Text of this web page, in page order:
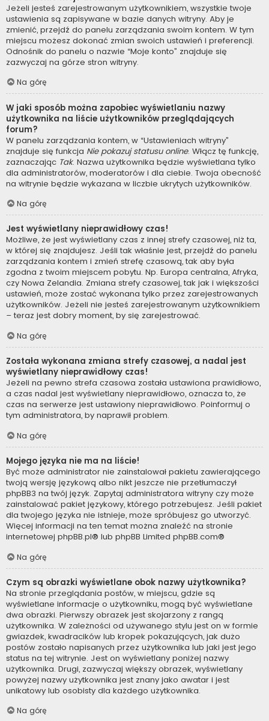
Jeżeli jesteś zarejestrowanym użytkownikiem, wszystkie twoje
ustawienia są zapisywane w bazie danych witryny. Aby je
zmienić, przejdź do panelu zarządzania swoim kontem. W tym
miejscu możesz dokonać zmian swoich ustawień i preferencji.
Odnośnik do panelu o nazwie “Moje konto” znajduje się
zazwyczaj na górze stron witryny.
Na górę
W jaki sposób można zapobiec wyświetlaniu nazwy
użytkownika na liście użytkowników przeglądających
forum?
W panelu zarządzania kontem, w “Ustawieniach witryny”
znajduje się funkcja Nie pokazuj statusu online. Włącz tę funkcję,
zaznaczając Tak. Nazwa użytkownika będzie wyświetlana tylko
dla administratorów, moderatorów i dla ciebie. Twoja obecność
na witrynie będzie wykazana w liczbie ukrytych użytkowników.
Na górę
Jest wyświetlany nieprawidłowy czas!
Możliwe, że jest wyświetlany czas z innej strefy czasowej, niż ta,
w której się znajdujesz. Jeśli tak właśnie jest, przejdź do panelu
zarządzania kontem i zmień strefę czasową, tak aby była
zgodna z twoim miejscem pobytu. Np. Europa centralna, Afryka,
czy Nowa Zelandia. Zmiana strefy czasowej, tak jak i większości
ustawień, może zostać wykonana tylko przez zarejestrowanych
użytkowników. Jeżeli nie jesteś zarejestrowanym użytkownikiem
– teraz jest dobry moment, by się zarejestrować.
Na górę
Została wykonana zmiana strefy czasowej, a nadal jest
wyświetlany nieprawidłowy czas!
Jeżeli na pewno strefa czasowa została ustawiona prawidłowo,
a czas nadal jest wyświetlany nieprawidłowo, oznacza to, że
czas na serwerze jest ustawiony nieprawidłowo. Poinformuj o
tym administratora, by naprawił problem.
Na górę
Mojego języka nie ma na liście!
Być może administrator nie zainstalował pakietu zawierającego
twoją wersję językową albo nikt jeszcze nie przetłumaczył
phpBB3 na twój język. Zapytaj administratora witryny czy może
zainstalować pakiet językowy, którego potrzebujesz. Jeśli pakiet
dla twojego języka nie istnieje, może spróbujesz go utworzyć.
Więcej informacji na ten temat można znaleźć na stronie
internetowej phpBB.pl® lub phpBB Limited phpBB.com®
Na górę
Czym są obrazki wyświetlane obok nazwy użytkownika?
Na stronie przeglądania postów, w miejscu, gdzie są
wyświetlane informacje o użytkowniku, mogą być wyświetlane
dwa obrazki. Pierwszy obrazek jest skojarzony z rangą
użytkownika. W zależności od używanego stylu jest on w formie
gwiazdek, kwadracików lub kropek pokazujących, jak dużo
postów zostało napisanych przez użytkownika lub jaki jest jego
status na tej witrynie. Jest on wyświetlany poniżej nazwy
użytkownika. Drugi, zazwyczaj większy obrazek, wyświetlany
powyżej nazwy użytkownika jest znany jako awatar i jest
unikatowy lub osobisty dla każdego użytkownika.
Na górę